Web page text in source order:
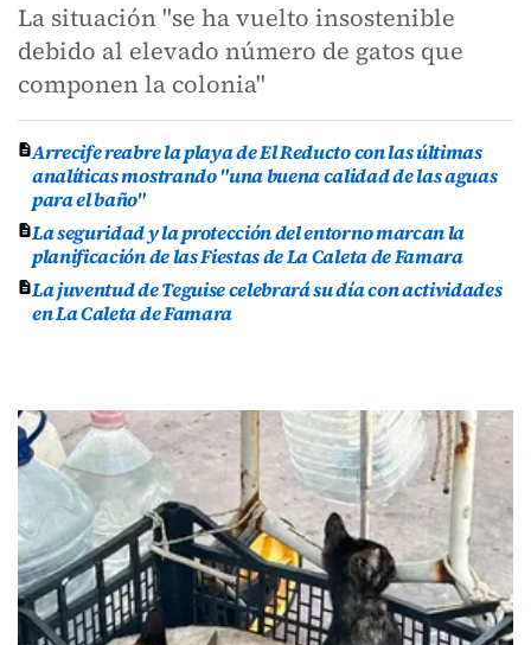
La situación "se ha vuelto insostenible
debido al elevado número de gatos que
componen la colonia"
Arrecife reabre la playa de El Reducto con las últimas
analíticas mostrando "una buena calidad de las aguas
para el baño"
La seguridad y la protección del entorno marcan la
planificación de las Fiestas de La Caleta de Famara
La juventud de Teguise celebrará su día con actividades
en La Caleta de Famara